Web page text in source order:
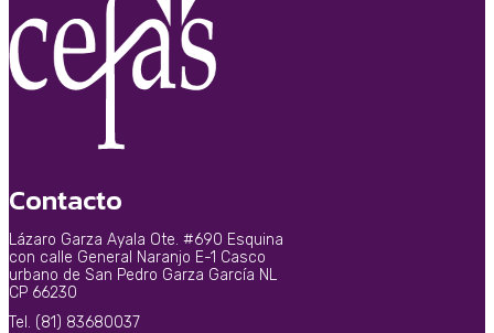
Contacto
Lázaro Garza Ayala Ote. #690 Esquina
con calle General Naranjo E-1 Casco
urbano de San Pedro Garza García NL
CP 66230
Tel. (81) 83680037